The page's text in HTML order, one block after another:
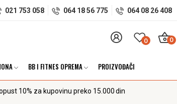
021 753 058 064 18 56 775 064 08 26 408
0 0
BB I FITNES OPREMA PROIZVOĐAČI
10% za kupovinu preko 15.000 din